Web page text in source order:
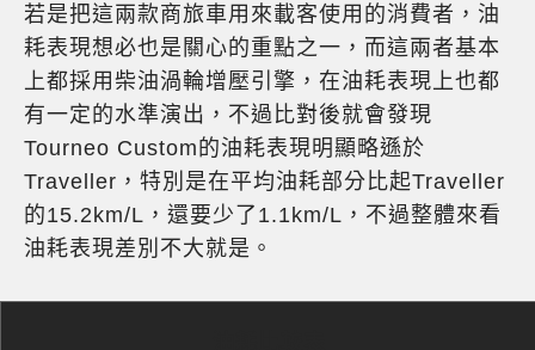
若是把這兩款商旅車用來載客使用的消費者，油
耗表現想必也是關心的重點之一，而這兩者基本
上都採用柴油渦輪增壓引擎，在油耗表現上也都
有一定的水準演出，不過比對後就會發現
Tourneo Custom的油耗表現明顯略遜於
Traveller，特別是在平均油耗部分比起Traveller
的15.2km/L，還要少了1.1km/L，不過整體來看
油耗表現差別不大就是。